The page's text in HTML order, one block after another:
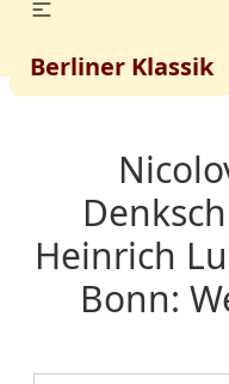
Berliner Klassik
Heinrich
Bonn: